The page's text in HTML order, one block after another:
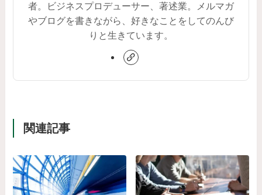
者。ビジネスプロデューサー、著述業。メルマガ
やブログを書きながら、好きなことをしてのんび
りと生きています。
関連記事